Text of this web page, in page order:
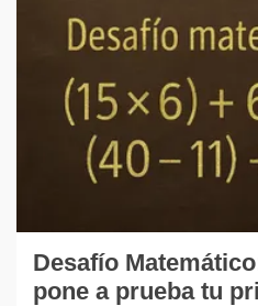
Desafío
pone a prueba tu